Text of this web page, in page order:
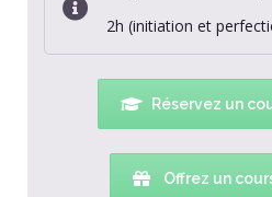
2h (initiation et
Réservez un
Offrez un